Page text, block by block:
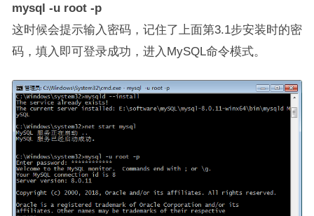
mysql -u root -p
这时候会提示输入密码，记住了上面第3.1步安装时的密
码，填入即可登录成功，进入MySQL命令模式。